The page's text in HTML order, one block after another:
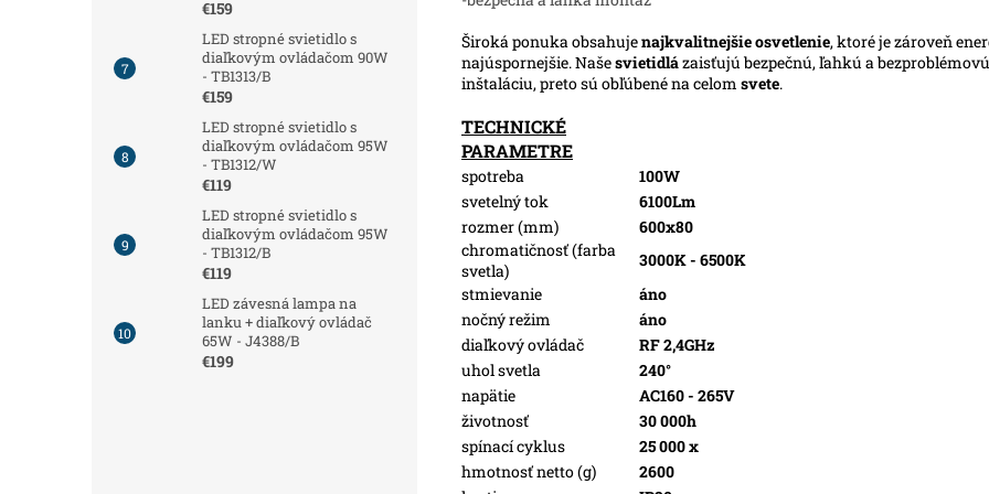
€159
LED stropné svietidlo s
diaľkovým ovládačom 90W
- TB1313/B
€159
LED stropné svietidlo s
diaľkovým ovládačom 95W
- TB1312/W
€119
LED stropné svietidlo s
diaľkovým ovládačom 95W
- TB1312/B
€119
LED závesná lampa na
lanku + diaľkový ovládač
65W - J4388/B
€199
Široká ponuka obsahujenajkvalitnejšie osvetlenie, ktoré je zároveň
najúspornejšie. Našesvietidlázaisťujú bezpečnú, ľahkú a bezproblémovú
inštaláciu, preto sú obľúbené na celom svete.
TECHNICKÉ
PARAMETRE
spotreba
100W
svetelný tok
6100Lm
rozmer (mm)
600x80
chromatičnosť (farba
svetla)
3000K - 6500K
stmievanie
áno
nočný režim
áno
diaľkový ovládač
RF 2,4GHz
uhol svetla
240°
napätie
AC160 - 265V
životnosť
30 000h
spínací cyklus
25 000 x
hmotnosť netto (g)
2600